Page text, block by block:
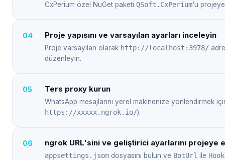
CxPerium özel NuGet paketi QSoft.CxPerium'u
Proje yapısını ve varsayılan ayarları inceleyin
Proje varsayılan olarak http://localhost:3978/
düzenleyin.
Ters proxy kurun
WhatsApp mesajlarını yerel makinenize yönlendirmek
https://xxxxx.ngrok.io/).
ngrok URL'sini ve geliştirici ayarlarını projeye
appsettings.json dosyasını bulun ve BotUrl ile